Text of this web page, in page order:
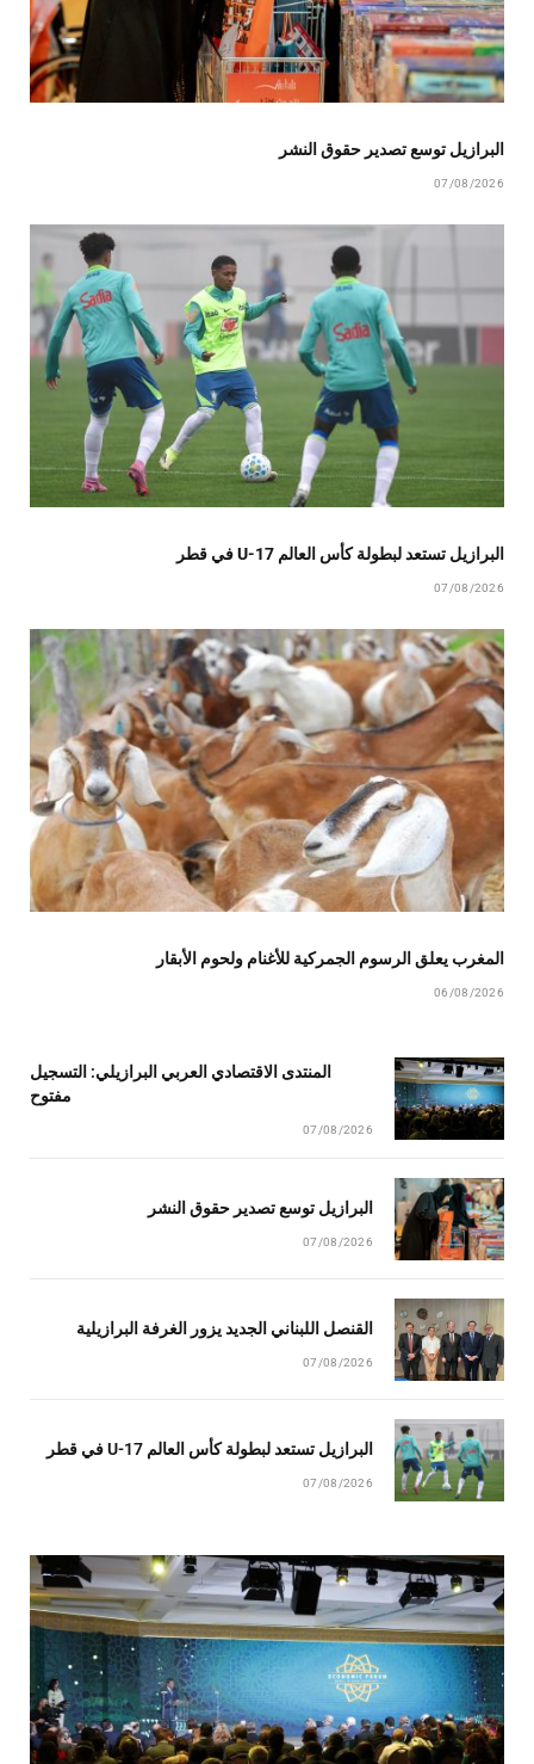
البرازيل توسع تصدير حقوق النشر
07/08/2026
البرازيل تستعد لبطولة كأس العالم U-17 في قطر
07/08/2026
المغرب يعلق الرسوم الجمركية للأغنام ولحوم الأبقار
06/08/2026
المنتدى الاقتصادي العربي البرازيلي: التسجيل
مفتوح
07/08/2026
البرازيل توسع تصدير حقوق النشر
07/08/2026
القنصل اللبناني الجديد يزور الغرفة البرازيلية
07/08/2026
البرازيل تستعد لبطولة كأس العالم U-17 في قطر
07/08/2026